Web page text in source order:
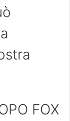
FOX